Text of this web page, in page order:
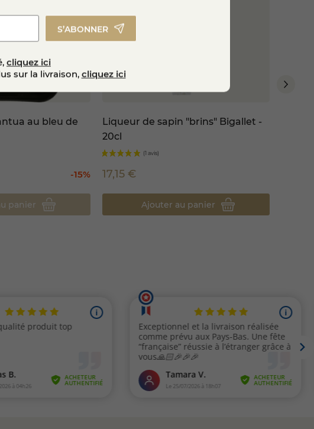
au bleu de
-15%
panier
Liqueur de sapin "brins" Bigallet -
20cl
17,15 €
Ajouter au panier
S’ABONNER
cliquez ici
sur la livraison, cliquez ici